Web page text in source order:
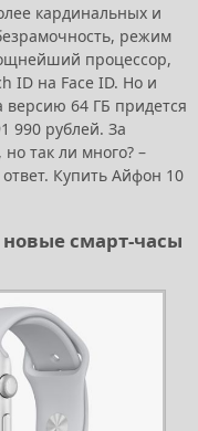
кардинальных и
режим
процессор,
ID на Face ID. Но и
64 ГБ придется
990 рублей. За
так ли много? –
Купить Айфон 10
новые смарт-часы